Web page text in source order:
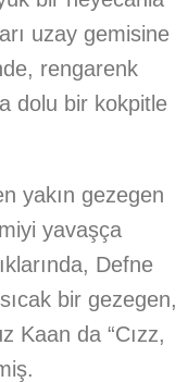
uzay gemisine
rengarenk
dolu bir kokpitle
yakın gezegen
yavaşça
Defne
bir gezegen,
Kaan da “Cızz,